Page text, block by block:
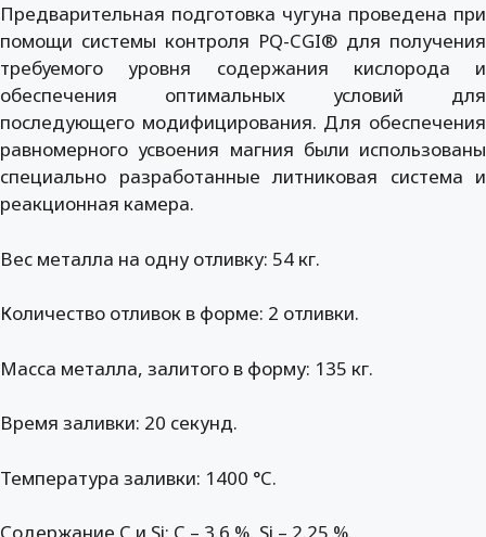
Предварительная подготовка чугуна проведена при
помощи системы контроля PQ-CGI® для получения
требуемого уровня содержания кислорода и
обеспечения оптимальных условий для
последующего модифицирования. Для обеспечения
равномерного усвоения магния были использованы
специально разработанные литниковая система и
реакционная камера.
Вес металла на одну отливку: 54 кг.
Количество отливок в форме: 2 отливки.
Масса металла, залитого в форму: 135 кг.
Время заливки: 20 секунд.
Температура заливки: 1400 °C.